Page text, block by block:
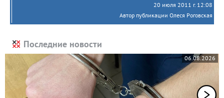
20 июля 2011 г. 12:08
Автор публикации Олеся Роговская
Последние новости
06.08.2026